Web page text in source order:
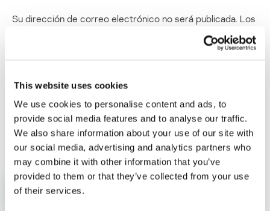
This website uses cookies
We use cookies to personalise content and ads, to
provide social media features and to analyse our traffic.
We also share information about your use of our site with
our social media, advertising and analytics partners who
may combine it with other information that you’ve
provided to them or that they’ve collected from your use
of their services.
Su dirección de correo electrónico no será publicada. Los
Nombre* Correo electrónico*